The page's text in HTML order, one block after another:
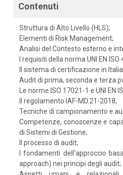
Contenuti
Struttura di Alto Livello (HLS);
Elementi di Risk Management;
Analisi del Contesto esterno e
I requisiti della norma UNI EN ISO
Il sistema di certificazione in
Audit di prima, seconda e terza
Le norme ISO 17021-1 e UNI EN
Il regolamento IAF-MD.21-2018;
Tecniche di campionamento e
Competenze, conoscenze e
di Sistemi di Gestione;
Il processo di audit;
I fondamenti dell'approccio
approach) nei principi degli audit;